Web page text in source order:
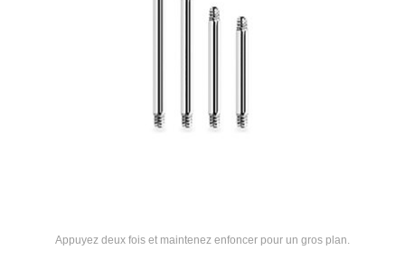
Appuyez deux fois et maintenez enfoncer pour un gros plan.